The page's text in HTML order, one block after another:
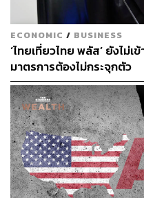
ประการแรกนโยบายและบ
มั่นใจว่ารัฐบาลจีนจะสามา
เพื่อรับมือและจัดการปัญหา
โมเมนตัมในการเติบโตทาง
มาตรการกระตุ้นทางการค
ภาครัฐเพื่อความยั่งยืนในระ
พื้นฐานเพื่อส่งเสริม Green
การใช้พลังงานสะอาดที่เป็
พร้อมๆ ไปกับการปฏิรูปเชิง
ตลาดในระยะยาว
ECONOMIC / BUSINESS
‘ไทยเที่ยวไทย พลัส’ ยังไม่เ
มาตรการต้องไม่กระจุกตัว